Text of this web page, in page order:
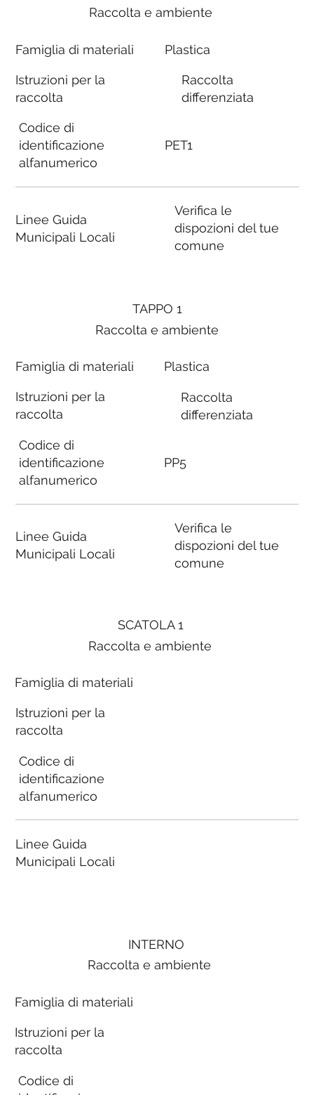
Raccolta e ambiente
Famiglia di materiali
Istruzioni per la
raccolta
Codice di
identificazione
alfanumerico
Linee Guida
Municipali Locali
Plastica
Raccolta
differenziata
PET1
Verifica le
dispozioni del tue
comune
SCATOLA 1
Raccolta e ambiente
Famiglia di materiali
Istruzioni per la
raccolta
Codice di
identificazione
alfanumerico
Linee Guida
Municipali Locali
TAPPO 1
Raccolta e ambiente
Famiglia di materiali
Istruzioni per la
raccolta
Codice di
identificazione
alfanumerico
Linee Guida
Municipali Locali
Plastica
Raccolta
differenziata
PP5
Verifica le
dispozioni del tue
comune
INTERNO
Raccolta e ambiente
Famiglia di materiali
Istruzioni per la
raccolta
Codice di